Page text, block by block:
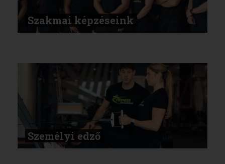
Szakmai képzéseink
Személyi edző